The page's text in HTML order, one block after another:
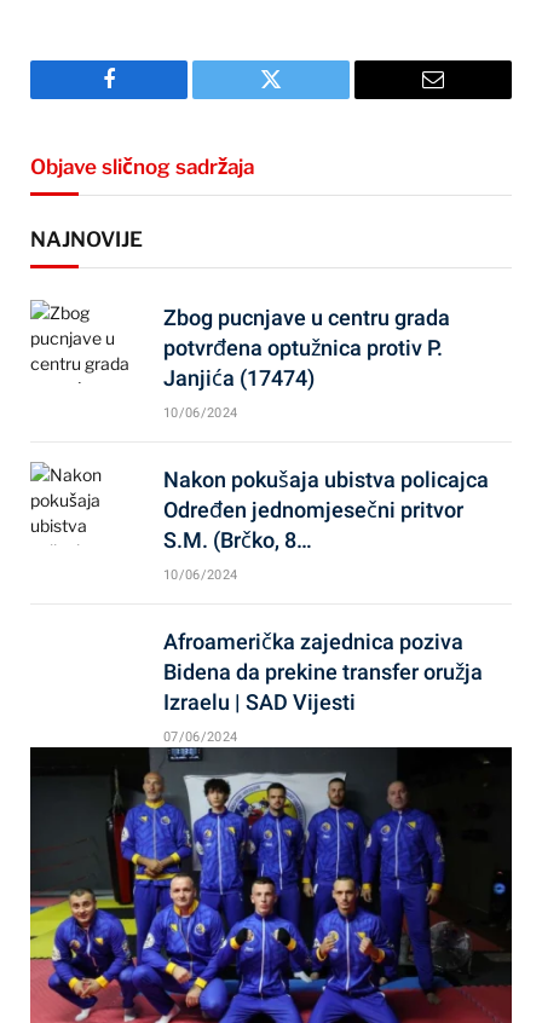
Facebook Twitter Email
Objave sličnog sadržaja
NAJNOVIJE
Zbog pucnjave u centru grada
potvrđena optužnica protiv P.
Janjića (17474)
10/06/2024
Nakon pokušaja ubistva policajca
Određen jednomjesečni pritvor
S.M. (Brčko, 8…
10/06/2024
Afroamerička zajednica poziva
Bidena da prekine transfer oružja
Izraelu | SAD Vijesti
07/06/2024